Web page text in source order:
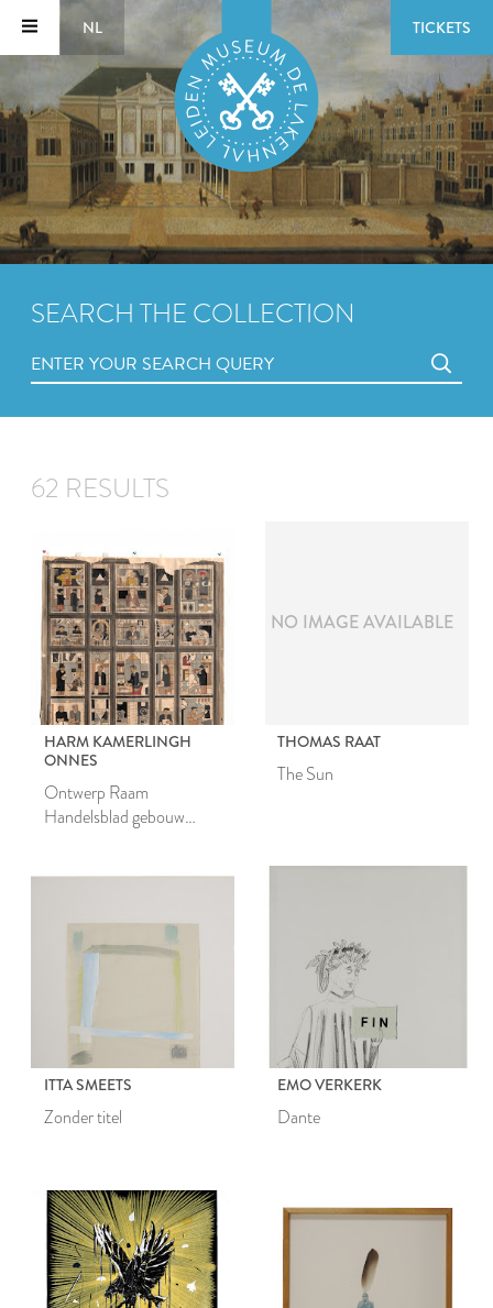
NL TICKETS
SEARCH THE COLLECTION
62 RESULTS
HARM KAMERLINGH
ONNES
Ontwerp Raam
Handelsblad gebouw
NO IMAGE AVAILABLE
THOMAS RAAT
The Sun
ITTA SMEETS
Zonder titel
EMO VERKERK
Dante